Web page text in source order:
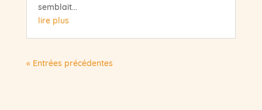
semblait...
lire plus
« Entrées précédentes